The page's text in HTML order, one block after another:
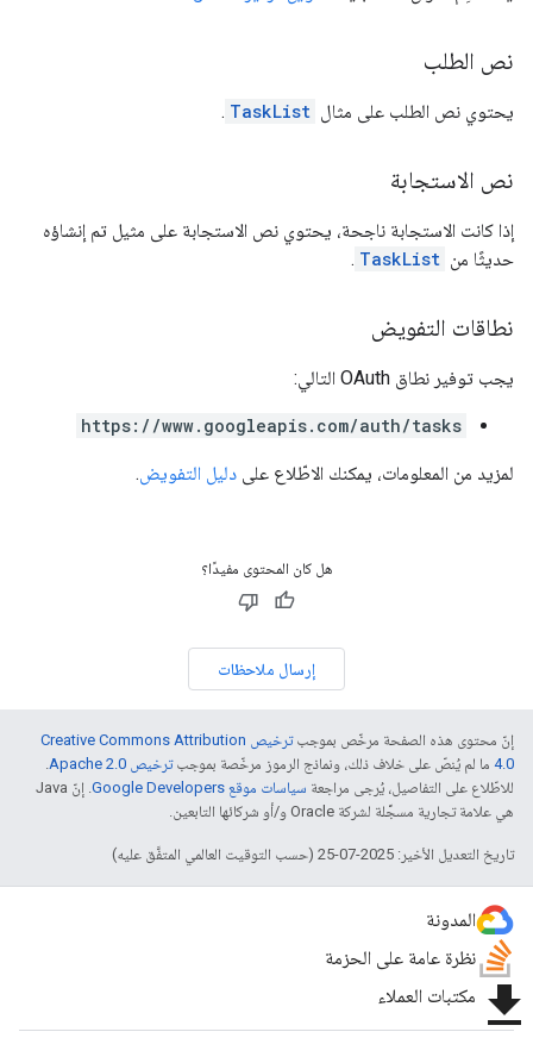
نص الطلب
يحتوي نص الطلب على مثال TaskList
.
نص الاستجابة
إذا كانت الاستجابة ناجحة، يحتوي نص الاستجابة على مثيل تم إنشاؤه
حديثًا من TaskList
.
نطاقات التفويض
يجب توفير نطاق OAuth التالي:
https://www.googleapis.com/auth/tasks
لمزيد من المعلومات، يمكنك الاطّلاع على دليل التفويض.
هل كان المحتوى مفيدًا؟
إرسال ملاحظات
إنّ محتوى هذه الصفحة مرخّص بموجب
ترخيص Creative Commons Attribution
4.0‏ ما لم يُنصّ على خلاف ذلك، ونماذج الرموز مرخّصة بموجبترخيص Apache 2.0‏
.
للاطّلاع على التفاصيل، يُرجى مراجعة سياسات موقع Google Developers‏
. إنّ Java
هي علامة تجارية مسجَّلة لشركة Oracle و/أو شركائها التابعين.
تاريخ التعديل الأخير: 2025-07-25 (حسب التوقيت العالمي المتفَّق عليه)
المدونة
نظرة عامة على الحزمة
file_download مكتبات العملاء